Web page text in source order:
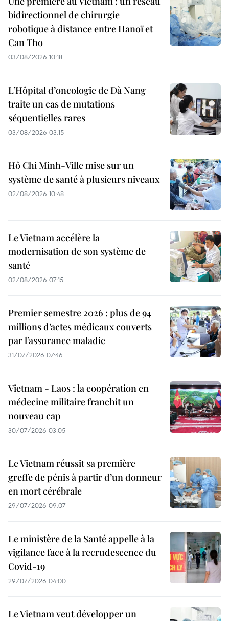
bidirectionnel de chirurgie
robotique à distance entre Hanoï et
Can Tho
03/08/2026 10:18
L’Hôpital d’oncologie de Dà Nang
traite un cas de mutations
séquentielles rares
03/08/2026 03:15
Hô Chi Minh-Ville mise sur un
système de santé à plusieurs niveaux
02/08/2026 10:48
Le Vietnam accélère la
modernisation de son système de
santé
02/08/2026 07:15
Premier semestre 2026 : plus de 94
millions d’actes médicaux couverts
par l’assurance maladie
31/07/2026 07:46
Vietnam - Laos : la coopération en
médecine militaire franchit un
nouveau cap
30/07/2026 03:05
Le Vietnam réussit sa première
greffe de pénis à partir d’un donneur
en mort cérébrale
29/07/2026 09:07
Le ministère de la Santé appelle à la
vigilance face à la recrudescence du
Covid-19
29/07/2026 04:00
Le Vietnam veut développer un